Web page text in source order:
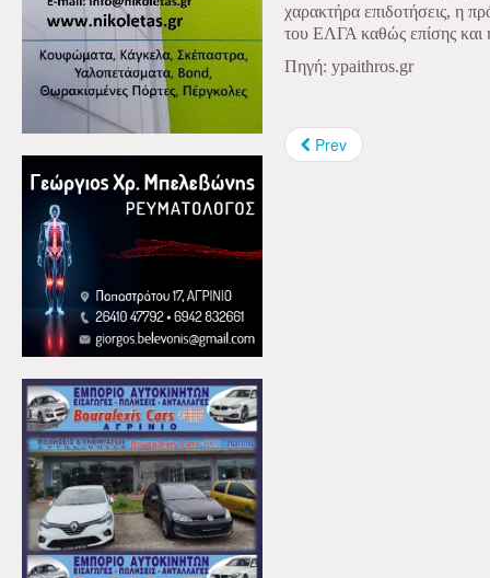
χαρακτήρα επιδοτήσεις, η
του ΕΛΓΑ καθώς επίσης και
Πηγή: ypaithros.gr
Prev